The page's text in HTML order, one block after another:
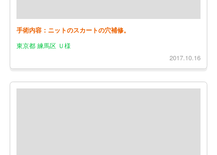
手術内容：ニットのスカートの穴補修。
東京都 練馬区 Ｕ様
2017.10.16